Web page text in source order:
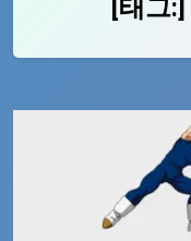
[태그:]